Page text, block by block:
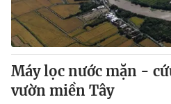
Thế giới đó đây
Câu chuyện quốc tế
Tài chính
Thị trường
Góc doanh nghiệp
Dữ liệu và đời sống
Truyền hình
Máy lọc nước mặn -
vườn miền Tây